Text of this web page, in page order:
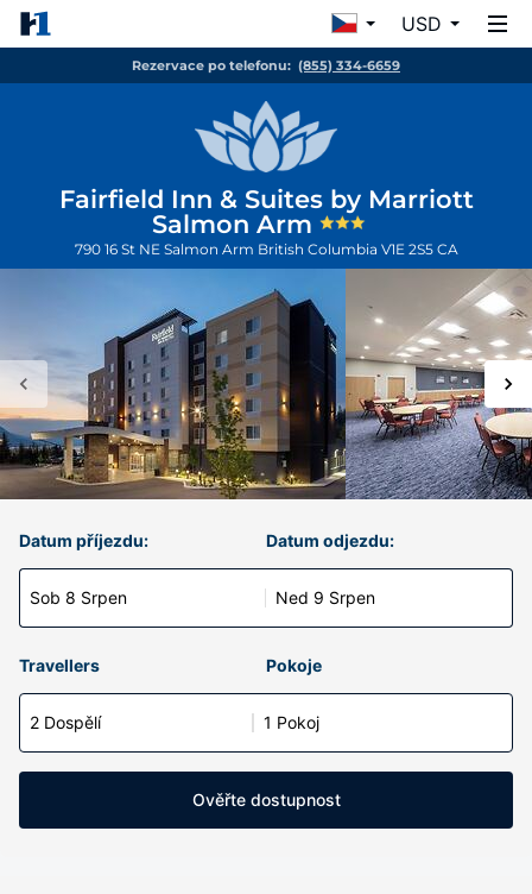
USD
Rezervace po telefonu: (855) 334-6659
Fairfield Inn & Suites by Marriott
Salmon Arm
790 16 St NE Salmon Arm British Columbia V1E 2S5 CA
Datum příjezdu:
Sob 8 Srpen
Datum odjezdu:
Ned 9 Srpen
Travellers Pokoje
2 Dospělí 1 Pokoj
Ověřte dostupnost